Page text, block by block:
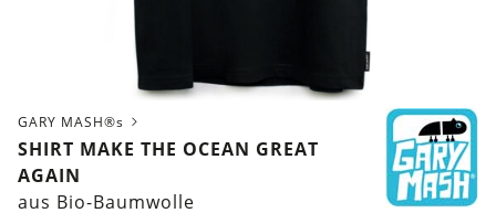
GARY MASH®s
SHIRT MAKE THE OCEAN GREAT
AGAIN
aus Bio-Baumwolle